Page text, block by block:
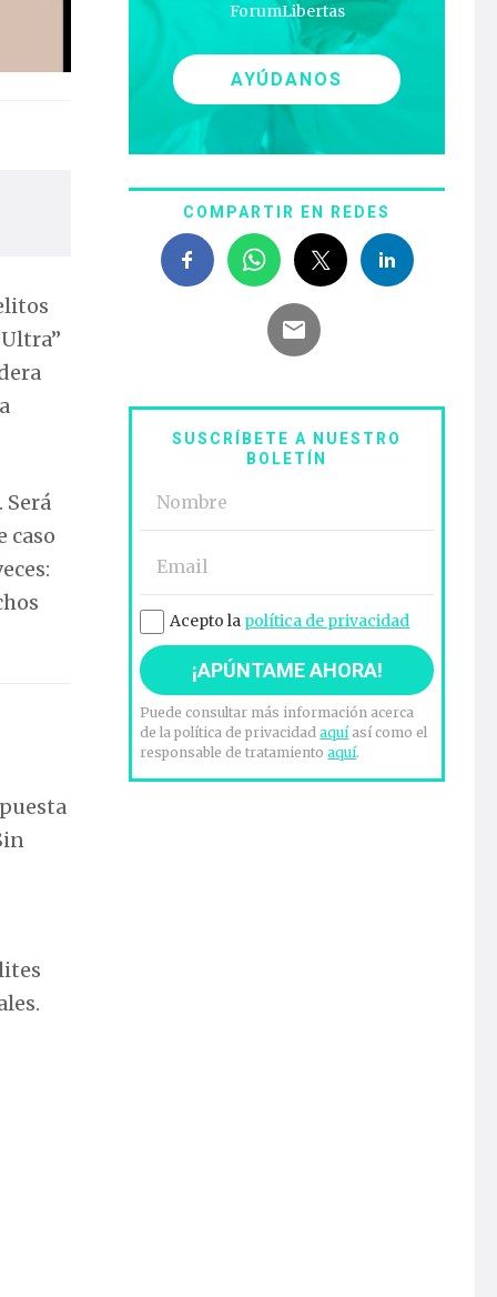
caso
ForumLibertas
AYÚDANOS
COMPARTIR EN REDES
SUSCRÍBETE A NUESTRO
BOLETÍN
Acepto la política de privacidad
Puede consultar más información acerca
de la política de privacidadaquíasí como el
responsable de tratamientoaquí.